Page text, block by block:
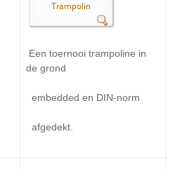
Trampolin
Een toernooi trampoline in
de grond
embedded en DIN-norm
afgedekt